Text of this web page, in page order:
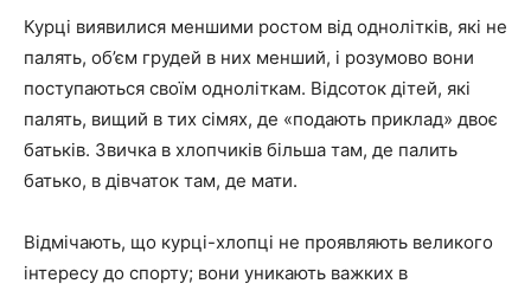
Курці виявилися меншими ростом від однолітків, які не
палять, об’єм грудей в них менший, і розумово вони
поступаються своїм одноліткам. Відсоток дітей, які
палять, вищий в тих сімях, де «подають приклад» двоє
батьків. Звичка в хлопчиків більша там, де палить
батько, в дівчаток там, де мати.
Відмічають, що курці-хлопці не проявляють великого
інтересу до спорту; вони уникають важких в